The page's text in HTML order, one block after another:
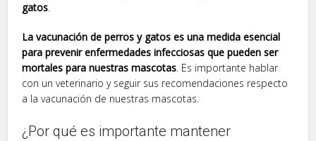
gatos.
La vacunación de perros y gatos es una medida esencial
para prevenir enfermedades infecciosas que pueden ser
mortales para nuestras mascotas. Es importante hablar
con un veterinario y seguir sus recomendaciones respecto
a la vacunación de nuestras mascotas.
¿Por qué es importante mantener